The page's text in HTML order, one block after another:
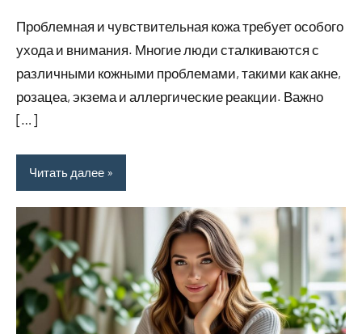
Проблемная и чувствительная кожа требует особого
ухода и внимания. Многие люди сталкиваются с
различными кожными проблемами, такими как акне,
розацеа, экзема и аллергические реакции. Важно
[…]
Читать далее